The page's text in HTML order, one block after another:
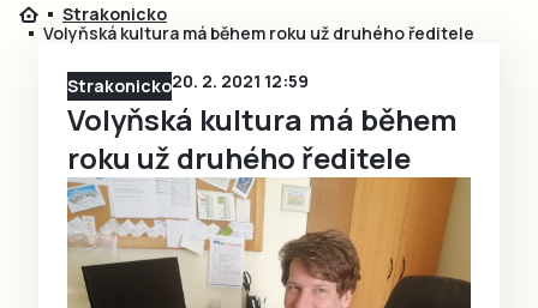
Přihlásit se přes Facebook
Ještě nemám účet, chci se
Strakonicko
Volyňská kultura má během roku už druhého ředitele
Strakonicko20. 2. 2021 12:59
Volyňská kultura má během
roku už druhého ředitele